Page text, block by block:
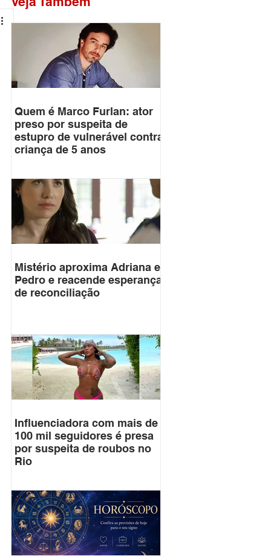
Quem é Marco Furlan: ator
preso por suspeita de
estupro de vulnerável contra
criança de 5 anos
Mistério aproxima Adriana e
Pedro e reacende esperança
de reconciliação
Influenciadora com mais de
100 mil seguidores é presa
por suspeita de roubos no
Rio